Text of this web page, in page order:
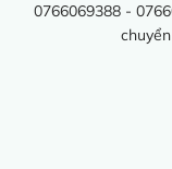
0766069388 -